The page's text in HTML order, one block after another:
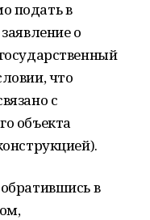
подать в
о
что
с
объекта
в